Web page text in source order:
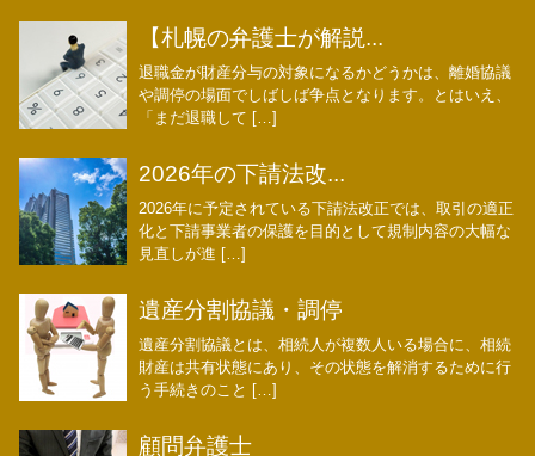
【札幌の弁護士が解説...
退職金が財産分与の対象になるかどうかは、離婚協議
や調停の場面でしばしば争点となります。とはいえ、
「まだ退職して […]
2026年の下請法改...
2026年に予定されている下請法改正では、取引の適正
化と下請事業者の保護を目的として規制内容の大幅な
見直しが進 […]
遺産分割協議・調停
遺産分割協議とは、相続人が複数人いる場合に、相続
財産は共有状態にあり、その状態を解消するために行
う手続きのこと […]
顧問弁護士